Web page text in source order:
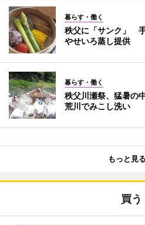
暮らす・働く
秩父に「サンク」
やせいろ蒸し提供
暮らす・働く
秩父川瀬祭、猛暑の
荒川でみこし洗い
もっと見る
買う